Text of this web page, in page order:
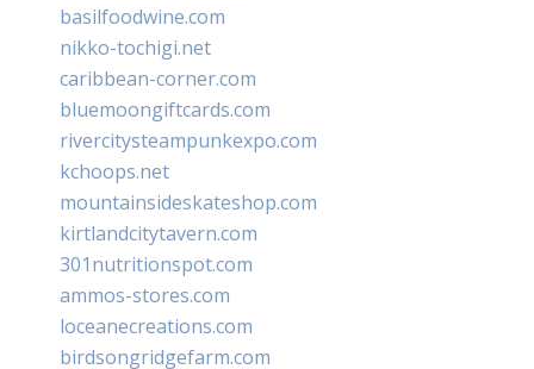
basilfoodwine.com
nikko-tochigi.net
caribbean-corner.com
bluemoongiftcards.com
rivercitysteampunkexpo.com
kchoops.net
mountainsideskateshop.com
kirtlandcitytavern.com
301nutritionspot.com
ammos-stores.com
loceanecreations.com
birdsongridgefarm.com